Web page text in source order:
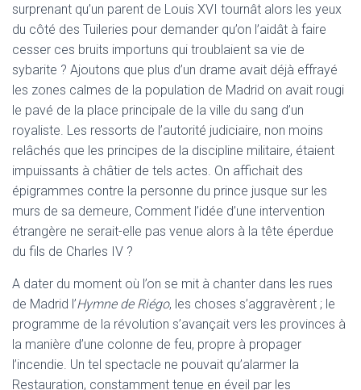
surprenant qu’un parent de Louis XVI tournât alors les yeux
du côté des Tuileries pour demander qu’on l’aidât à faire
cesser ces bruits importuns qui troublaient sa vie de
sybarite ? Ajoutons que plus d’un drame avait déjà effrayé
les zones calmes de la population de Madrid on avait rougi
le pavé de la place principale de la ville du sang d’un
royaliste. Les ressorts de l’autorité judiciaire, non moins
relâchés que les principes de la discipline militaire, étaient
impuissants à châtier de tels actes. On affichait des
épigrammes contre la personne du prince jusque sur les
murs de sa demeure, Comment l’idée d’une intervention
étrangère ne serait-elle pas venue alors à la tête éperdue
du fils de Charles IV ?
A dater du moment où l’on se mit à chanter dans les rues
de Madrid l’Hymne de Riégo, les choses s’aggravèrent ; le
programme de la révolution s’avançait vers les provinces à
la manière d’une colonne de feu, propre à propager
l’incendie. Un tel spectacle ne pouvait qu’alarmer la
Restauration, constamment tenue en éveil par les